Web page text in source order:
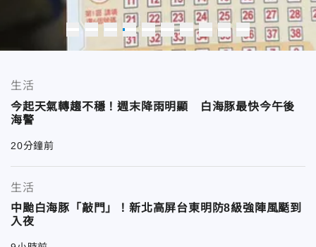
生活
今起天氣轉趨不穩！週末降雨明顯 白海豚最快今午後
海警
20分鐘前
生活
中颱白海豚「敲門」！新北高屏台東明防8級強陣風颳到
入夜